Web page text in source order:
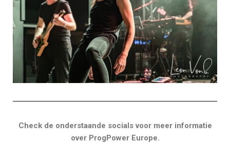
Check de onderstaande socials voor meer informatie
over ProgPower Europe.